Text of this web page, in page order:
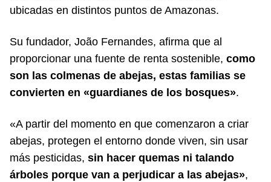
ubicadas en distintos puntos de Amazonas.
Su fundador, João Fernandes, afirma que al
proporcionar una fuente de renta sostenible, como
son las colmenas de abejas, estas familias se
convierten en «guardianes de los bosques».
«A partir del momento en que comenzaron a criar
abejas, protegen el entorno donde viven, sin usar
más pesticidas, sin hacer quemas ni talando
árboles porque van a perjudicar a las abejas»,